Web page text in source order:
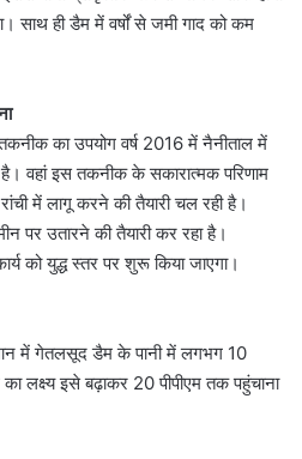
साथ ही डैम में वर्षों से जमी गाद को कम
का उपयोग वर्ष 2016 में नैनीताल में
वहां इस तकनीक के सकारात्मक परिणाम
में लागू करने की तैयारी चल रही है।
पर उतारने की तैयारी कर रहा है।
को युद्ध स्तर पर शुरू किया जाएगा।
में गेतलसूद डैम के पानी में लगभग 10
लक्ष्य इसे बढ़ाकर 20 पीपीएम तक पहुंचाना